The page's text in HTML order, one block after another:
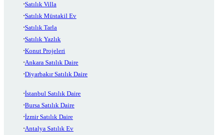
Satılık Villa
Satılık Müstakil Ev
Satılık Tarla
Satılık Yazlık
Konut Projeleri
Ankara Satılık Daire
Diyarbakır Satılık Daire
İstanbul Satılık Daire
Bursa Satılık Daire
İzmir Satılık Daire
Antalya Satılık Ev